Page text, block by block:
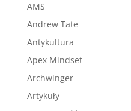
AMS
Andrew Tate
Antykultura
Apex Mindset
Archwinger
Artykuły